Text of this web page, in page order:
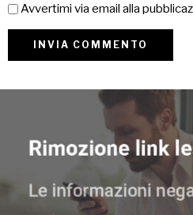
Avvertimi via email alla